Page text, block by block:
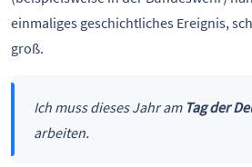
einmaliges geschichtliches Ereignis,
groß.
Ich muss dieses Jahr am Tag der
arbeiten.